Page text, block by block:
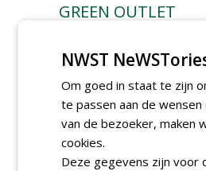
GREEN OUTLET
plaatsen via zijn eigen
Plaats een gratis
NWST
Om goed in staat te zijn
te passen aan de
van de bezoeker, maken
cookies.
Deze gegevens zijn voor